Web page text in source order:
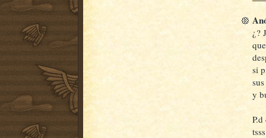
¿?
si
y
tsss